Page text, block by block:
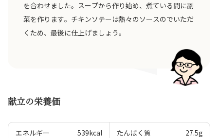
を合わせました。スープから作り始め、煮ている間に副
菜を作ります。チキンソテーは熱々のソースのでいただ
くため、最後に仕上げましょう。
献立の栄養価
エネルギー 539kcal たんぱく質 27.5g